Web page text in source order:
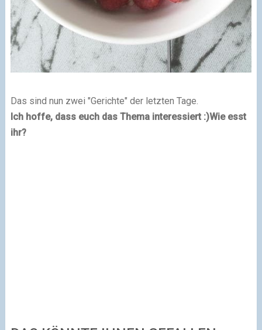
Das sind nun zwei "Gerichte" der letzten Tage.
Ich hoffe, dass euch das Thema interessiert :)Wie esst
ihr?